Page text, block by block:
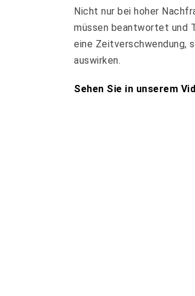
Nicht nur bei hoher
müssen beantwortet und
eine Zeitverschwendung,
auswirken.
Sehen Sie in unserem